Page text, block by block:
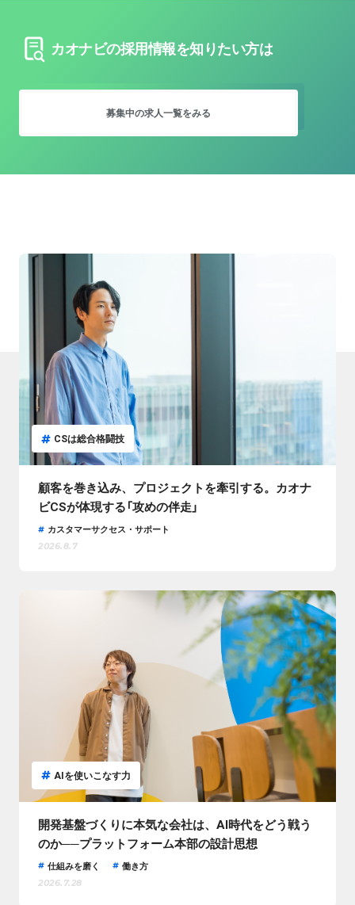
カオナビの採用情報を知りたい方は
募集中の求人一覧をみる
CSは総合格闘技
顧客を巻き込み、プロジェクトを牽引する。カオナ
ビCSが体現する「攻めの伴走」
カスタマーサクセス・サポート
2026.8.7
AIを使いこなす力
開発基盤づくりに本気な会社は、AI時代をどう戦う
のか──プラットフォーム本部の設計思想
仕組みを磨く
働き方
2026.7.28